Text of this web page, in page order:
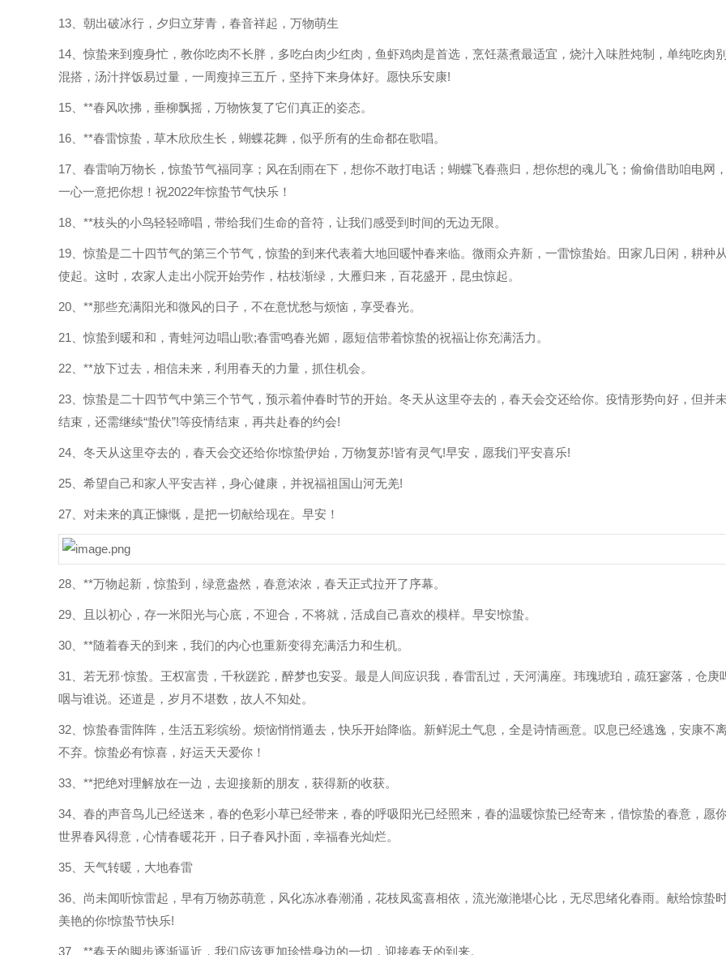
13、朝出破冰行，夕归立芽青，春音祥起，万物萌生
14、惊蛰来到瘦身忙，教你吃肉不长胖，多吃白肉少红肉，鱼虾鸡肉是首选，烹饪蒸煮最适宜，烧汁入味胜炖制，单纯吃肉别
混搭，汤汁拌饭易过量，一周瘦掉三五斤，坚持下来身体好。愿快乐安康!
15、**春风吹拂，垂柳飘摇，万物恢复了它们真正的姿态。
16、**春雷惊蛰，草木欣欣生长，蝴蝶花舞，似乎所有的生命都在歌唱。
17、春雷响万物长，惊蛰节气福同享；风在刮雨在下，想你不敢打电话；蝴蝶飞春燕归，想你想的魂儿飞；偷偷借助咱电网，
一心一意把你想！祝2022年惊蛰节气快乐！
18、**枝头的小鸟轻轻啼唱，带给我们生命的音符，让我们感受到时间的无边无限。
19、惊蛰是二十四节气的第三个节气，惊蛰的到来代表着大地回暖忡春来临。微雨众卉新，一雷惊蛰始。田家几日闲，耕种从
使起。这时，农家人走出小院开始劳作，枯枝渐绿，大雁归来，百花盛开，昆虫惊起。
20、**那些充满阳光和微风的日子，不在意忧愁与烦恼，享受春光。
21、惊蛰到暖和和，青蛙河边唱山歌;春雷鸣春光媚，愿短信带着惊蛰的祝福让你充满活力。
22、**放下过去，相信未来，利用春天的力量，抓住机会。
23、惊蛰是二十四节气中第三个节气，预示着仲春时节的开始。冬天从这里夺去的，春天会交还给你。疫情形势向好，但并未
结束，还需继续“蛰伏”!等疫情结束，再共赴春的约会!
24、冬天从这里夺去的，春天会交还给你!惊蛰伊始，万物复苏!皆有灵气!早安，愿我们平安喜乐!
25、希望自己和家人平安吉祥，身心健康，并祝福祖国山河无羌!
27、对未来的真正慷慨，是把一切献给现在。早安！
28、**万物起新，惊蛰到，绿意盎然，春意浓浓，春天正式拉开了序幕。
29、且以初心，存一米阳光与心底，不迎合，不将就，活成自己喜欢的模样。早安!惊蛰。
30、**随着春天的到来，我们的内心也重新变得充满活力和生机。
31、若无邪·惊蛰。王权富贵，千秋蹉跎，醉梦也安妥。最是人间应识我，春雷乱过，天河满座。玮瑰琥珀，疏狂寥落，仓庚
咽与谁说。还道是，岁月不堪数，故人不知处。
32、惊蛰春雷阵阵，生活五彩缤纷。烦恼悄悄遁去，快乐开始降临。新鲜泥土气息，全是诗情画意。叹息已经逃逸，安康不
不弃。惊蛰必有惊喜，好运天天爱你！
33、**把绝对理解放在一边，去迎接新的朋友，获得新的收获。
34、春的声音鸟儿已经送来，春的色彩小草已经带来，春的呼吸阳光已经照来，春的温暖惊蛰已经寄来，借惊蛰的春意，愿
世界春风得意，心情春暖花开，日子春风扑面，幸福春光灿烂。
35、天气转暖，大地春雷
36、尚未闻听惊雷起，早有万物苏萌意，风化冻冰春潮涌，花枝凤鸾喜相依，流光潋滟堪心比，无尽思绪化春雨。献给惊蛰
美艳的你!惊蛰节快乐!
37、**春天的脚步逐渐逼近，我们应该更加珍惜身边的一切，迎接春天的到来。